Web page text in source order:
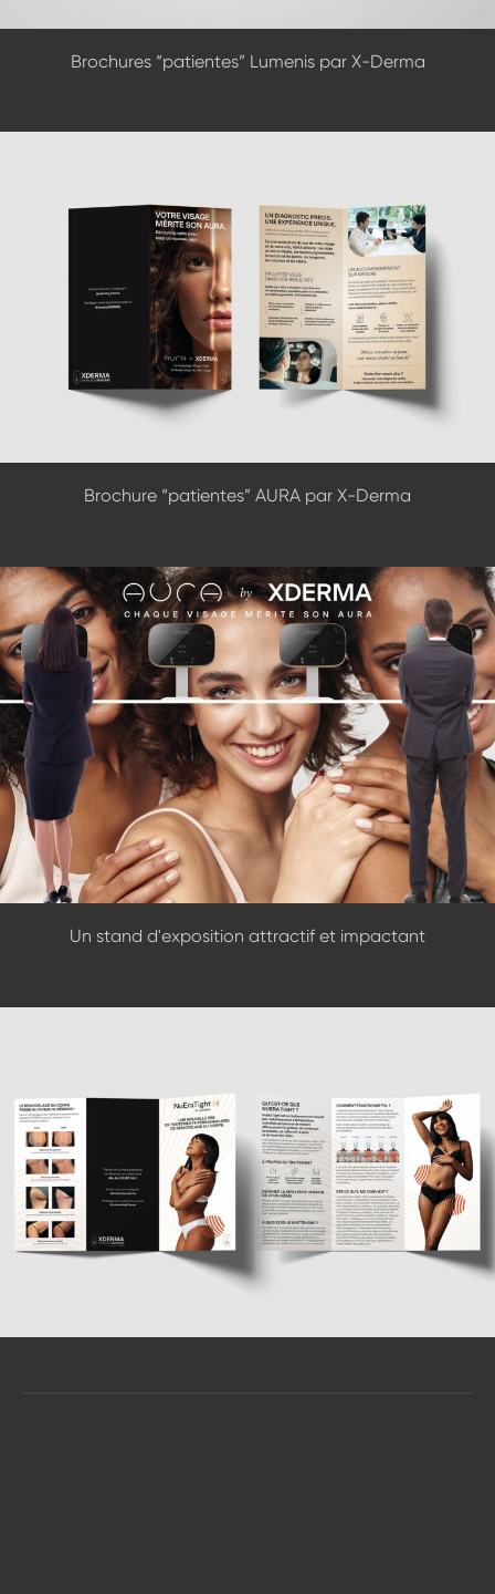
Brochures “patientes” Lumenis par X-Derma
Brochure “patientes” AURA par X-Derma
Un stand d'exposition attractif et impactant